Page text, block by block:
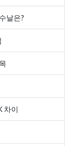
날은?
차이